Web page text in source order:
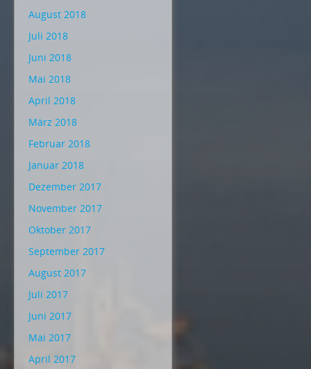
August 2018
Juli 2018
Juni 2018
Mai 2018
April 2018
März 2018
Februar 2018
Januar 2018
Dezember 2017
November 2017
Oktober 2017
September 2017
August 2017
Juli 2017
Juni 2017
Mai 2017
April 2017